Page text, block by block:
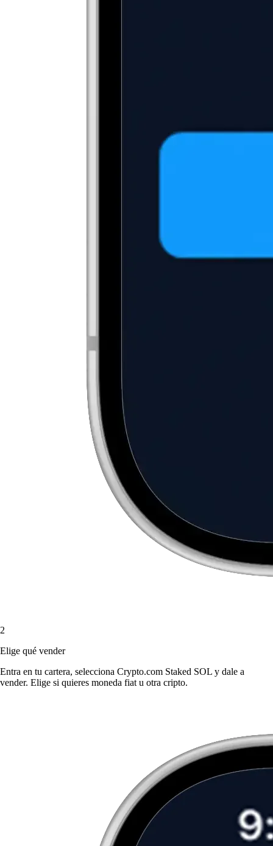
2
Elige qué vender
Entra en tu cartera, selecciona Crypto.com Staked SOL y dale a
vender. Elige si quieres moneda fiat u otra cripto.